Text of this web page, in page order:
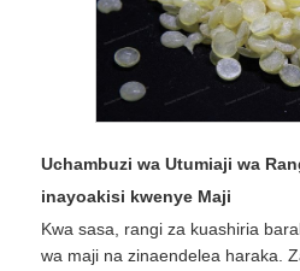
Uchambuzi wa Utumiaji wa
inayoakisi kwenye Maji
Kwa sasa, rangi za kuashiria
wa maji na zinaendelea haraka.